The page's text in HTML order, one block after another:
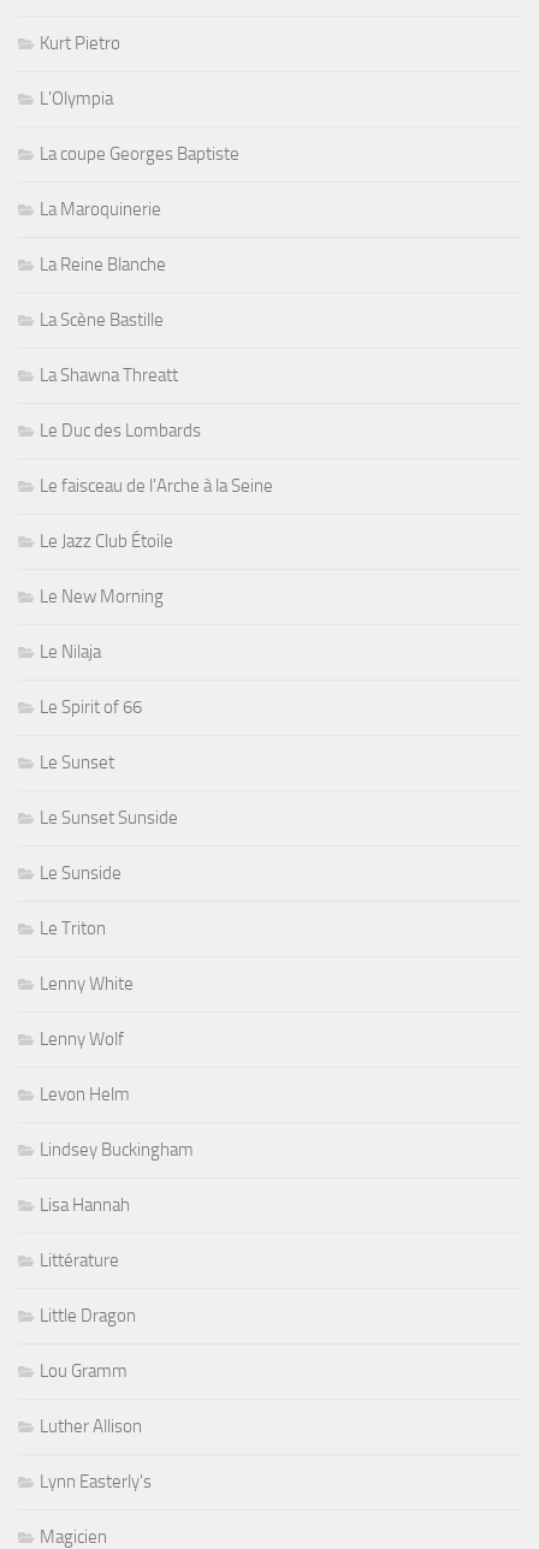
Kurt Pietro
L'Olympia
La coupe Georges Baptiste
La Maroquinerie
La Reine Blanche
La Scène Bastille
La Shawna Threatt
Le Duc des Lombards
Le faisceau de l'Arche à la Seine
Le Jazz Club Étoile
Le New Morning
Le Nilaja
Le Spirit of 66
Le Sunset
Le Sunset Sunside
Le Sunside
Le Triton
Lenny White
Lenny Wolf
Levon Helm
Lindsey Buckingham
Lisa Hannah
Littérature
Little Dragon
Lou Gramm
Luther Allison
Lynn Easterly's
Magicien